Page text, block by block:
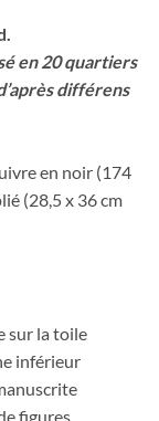
en 20 quartiers
différens
en noir (174
(28,5 x 36 cm
sur la toile
inférieur
figures